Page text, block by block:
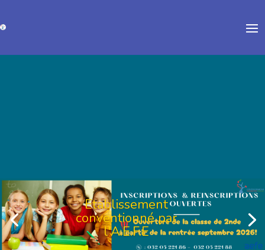
Etablissement
conventionné par
l'A.E.F.E